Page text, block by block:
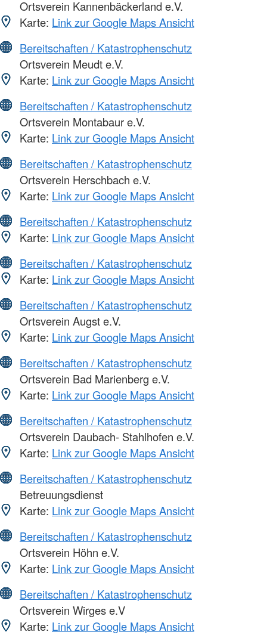
Ortsverein Kannenbäckerland e.V.
Karte: Link zur Google Maps Ansicht
Bereitschaften / Katastrophenschutz
Ortsverein Meudt e.V.
Karte: Link zur Google Maps Ansicht
Bereitschaften / Katastrophenschutz
Ortsverein Montabaur e.V.
Karte: Link zur Google Maps Ansicht
Bereitschaften / Katastrophenschutz
Ortsverein Herschbach e.V.
Karte: Link zur Google Maps Ansicht
Bereitschaften / Katastrophenschutz
Karte: Link zur Google Maps Ansicht
Bereitschaften / Katastrophenschutz
Karte: Link zur Google Maps Ansicht
Bereitschaften / Katastrophenschutz
Ortsverein Augst e.V.
Karte: Link zur Google Maps Ansicht
Bereitschaften / Katastrophenschutz
Ortsverein Bad Marienberg e.V.
Karte: Link zur Google Maps Ansicht
Bereitschaften / Katastrophenschutz
Ortsverein Daubach- Stahlhofen e.V.
Karte: Link zur Google Maps Ansicht
Bereitschaften / Katastrophenschutz
Betreuungsdienst
Karte: Link zur Google Maps Ansicht
Bereitschaften / Katastrophenschutz
Ortsverein Höhn e.V.
Karte: Link zur Google Maps Ansicht
Bereitschaften / Katastrophenschutz
Ortsverein Wirges e.V
Karte: Link zur Google Maps Ansicht